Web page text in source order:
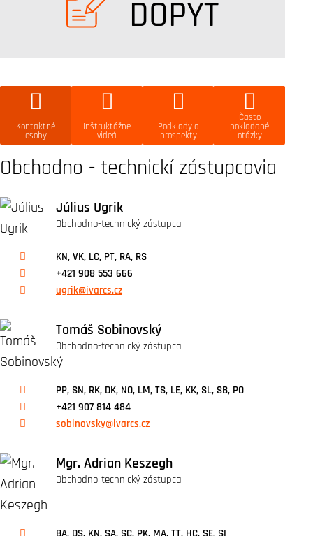
DOPYT
Kontaktné
osoby
Inštruktážne
videá
Podklady a
prospekty
Často
pokladané
otázky
Obchodno - technickí zástupcovia
Július Ugrik
Obchodno-technický zástupca
KN, VK, LC, PT, RA, RS
+421 908 553 666
ugrik@ivarcs.cz
Tomáš Sobinovský
Obchodno-technický zástupca
PP, SN, RK, DK, NO, LM, TS, LE, KK, SL, SB, PO
+421 907 814 484
sobinovsky@ivarcs.cz
Mgr. Adrian Keszegh
Obchodno-technický zástupca
BA, DS, KN, SA, SC, PK, MA, TT, HC, SE, SI